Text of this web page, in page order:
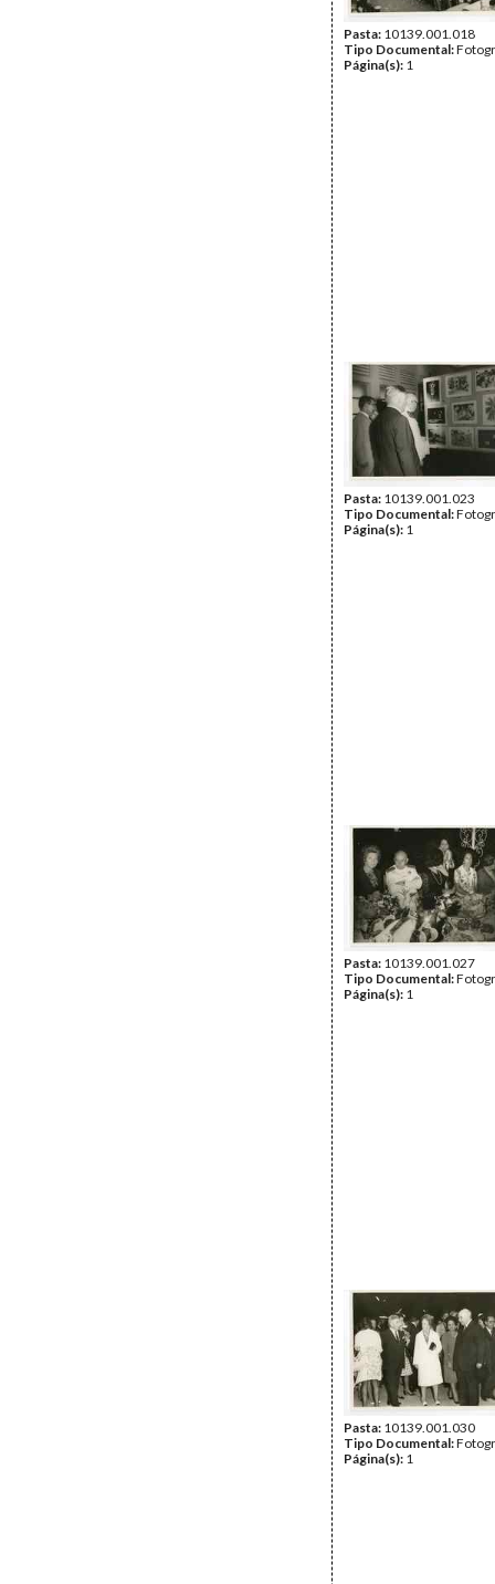
Pasta: 10139.001.018
Tipo Documental:
Página(s): 1
Pasta: 10139.001.023
Tipo Documental:
Página(s): 1
Pasta: 10139.001.027
Tipo Documental:
Página(s): 1
Pasta: 10139.001.030
Tipo Documental:
Página(s): 1